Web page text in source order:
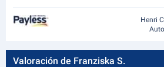
Henri
Valoración de Franziska S.